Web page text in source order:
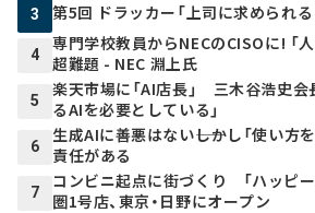
3 第5回 ドラッカー「上司に求められる
4
専門学校教員からNECのCISOに! 「
超難題 - NEC 淵上氏
5
楽天市場に「AI店長」 三木谷浩史会
るAIを必要としている」
6
生成AIに善悪はない――しかし「使い方
責任がある
7
コンビニ起点に街づくり 「ハッピ
圏1号店、東京・日野にオープン